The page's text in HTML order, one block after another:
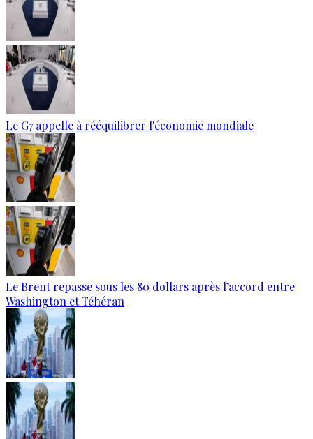
Le G7 appelle à rééquilibrer l'économie mondiale
Le Brent repasse sous les 80 dollars après l’accord entre
Washington et Téhéran